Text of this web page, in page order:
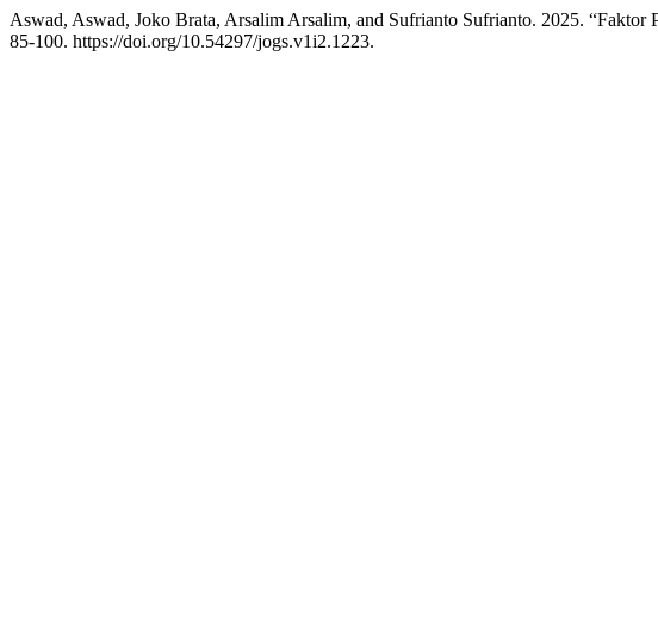
Aswad, Aswad, Joko Brata, Arsalim Arsalim, and Sufrianto Sufrianto. 2025. “Faktor
85-100. https://doi.org/10.54297/jogs.v1i2.1223.